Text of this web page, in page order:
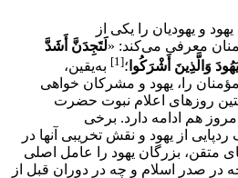
و یهودیان را یکی از
معرفی می‌کند: «لَتَجِدَنَّ أَشَدَّ
وَالَّذِینَ أَشْرَکُوا ؛[1]
به‌یقین،
را، یهود و مشرکان خواهی
روزهای اعلام نبوت حضرت
هم ادامه دارد. برخی
از یهود و نقش تخریبی آنها در
متقن، بزرگان یهود را عامل اصلی
در صدر اسلام و چه در دوران قبل از